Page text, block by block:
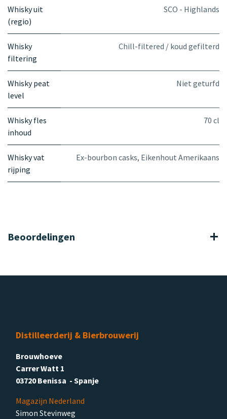
Whisky uit
(regio)
SCO - Highlands
Whisky
filtering
Chill-filtered / koud gefilterd
Whisky peat
level
Niet geturfd
Whisky fles
inhoud
70 cl
Whisky vat
rijping
Ex-bourbon casks, Eikenhout Amerikaans
Beoordelingen
Distilleerderij & Bierbrouwerij
Brouwhoeve
Carrer Watt 1
03720 Benissa - Spanje
Magazijn Nederland
Simon Stevinweg